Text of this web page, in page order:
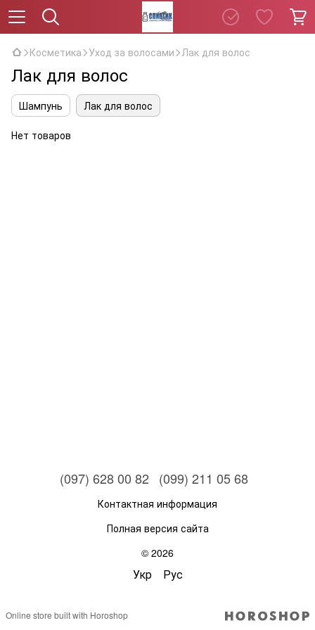
Косметика Уход за волосами Лак для волос
Лак для волос
Шампунь Лак для волос
Нет товаров
(097) 628 00 82 (099) 211 05 68
Контактная информация
Полная версия сайта
© 2026
Укр Рус
Online store built with Horoshop